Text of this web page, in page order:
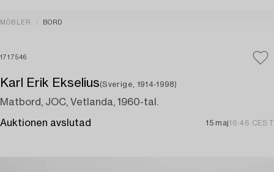
MÖBLER BORD
1717546
Karl Erik Ekselius(Sverige, 1914-1998)
Matbord, JOC, Vetlanda, 1960-tal.
Auktionen avslutad 15 maj16:46 CEST